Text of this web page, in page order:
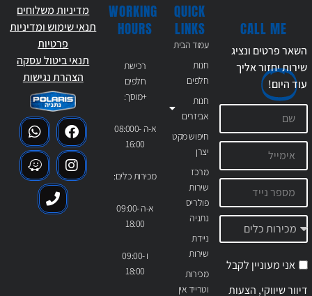
QUICK
LINKS
עמוד הבית
חנות
חלפים
חנות
אביזרים
חיפוש מקט
יצרן
מרכז
שירות
פולריס
נתניה
ניידת
שירות
מכירות
וטרייד אין
WORKING
HOURS
רכישת
חלפים
+מוסך:
א-ה 08:000-
16:00
מכירות כלים:
א-ה 09:00-
18:00
ו 09:00-
18:00
CALL ME
השאר פרטים ונציג
שירות יחזור אליך
עודהיום!
אני מעוניין לקבל
דיוור שיווקי, הצעות
מדיניות משלוחים
תנאי שימוש ומדיניות
פרטיות
תנאי ביטול עסקה
הצהרת נגישות